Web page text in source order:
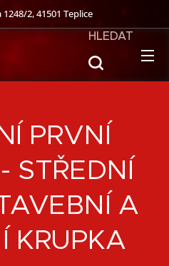
2, 41501 Teplice
HLEDAT
PRVNÍ
STŘEDNÍ
A
KRUPKA